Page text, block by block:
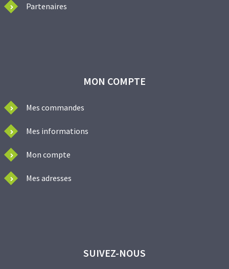
Partenaires
MON COMPTE
Mes commandes
Mes informations
Mon compte
Mes adresses
SUIVEZ-NOUS